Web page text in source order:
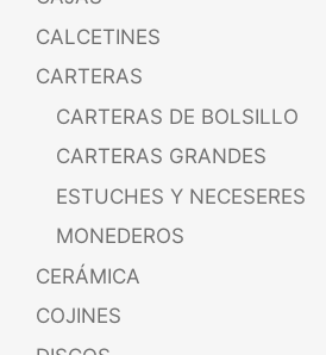
CALCETINES
CARTERAS
CARTERAS DE BOLSILLO
CARTERAS GRANDES
ESTUCHES Y NECESERES
MONEDEROS
CERÁMICA
COJINES